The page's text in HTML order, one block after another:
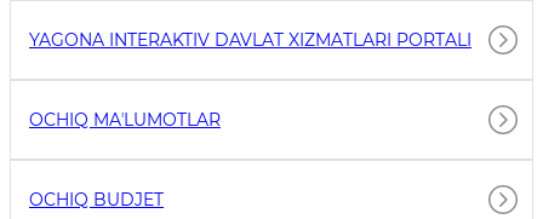
YAGONA INTERAKTIV DAVLAT XIZMATLARI PORTALI
OCHIQ MAʼLUMOTLAR
OCHIQ BUDJET